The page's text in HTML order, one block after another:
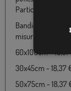
Particolarmente
Bandiera di
misure e prezzi:
60x100cm -
30x45cm - 18,37
50x75cm - 18,37